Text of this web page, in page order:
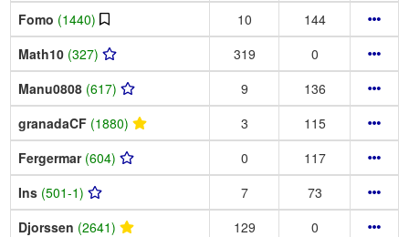
Fomo (1440) 10
144
Math10 (327) 319
0
Manu0808 (617) 9
136
granadaCF (1880) 3
115
Fergermar (604) 0
117
Ins (501-1) 7
73
Djorssen (2641) 129
0